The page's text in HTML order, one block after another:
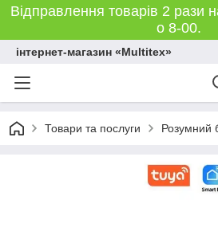
Відправлення товарів 2 рази
о 8-00.
інтернет-магазин «Multitex»
Товари та послуги Розумний